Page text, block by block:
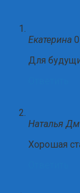
Екатерина
Для
Наталья
Хорошая